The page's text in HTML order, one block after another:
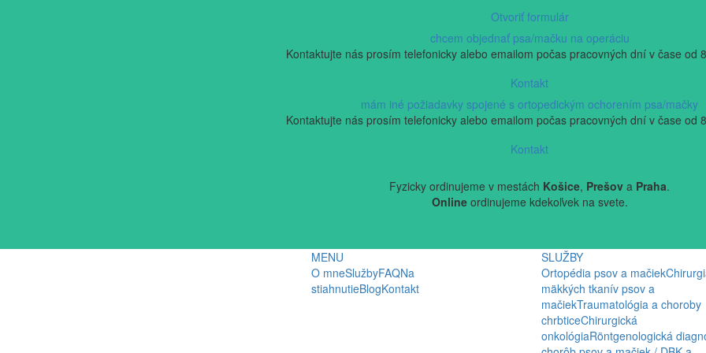
Otvoriť formulár
chcem objednať psa/mačku na operáciu
Kontaktujte nás prosím telefonicky alebo emailom počas pracovných dní v čase od
Kontakt
mám iné požiadavky spojené s ortopedickým ochorením psa/mačky
Kontaktujte nás prosím telefonicky alebo emailom počas pracovných dní v čase od
Kontakt
Fyzicky ordinujeme v mestách Košice, Prešov a Praha.
Onlineordinujeme kdekoľvek na svete.
MENU
O mneSlužbyFAQNa
stiahnutieBlogKontakt
SLUŽBY
Ortopédia psov a mačiek
mäkkých tkanív psov a
mačiekTraumatológia a choroby
chrbticeChirurgická
onkológiaRöntgenologická